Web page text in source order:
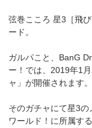
弦巻こころ 星3［飛
ード。
ガルパこと、BanG
ー！では、2019年1
ャ」が開催されます。
そのガチャにて星3
ワールド！に所属す